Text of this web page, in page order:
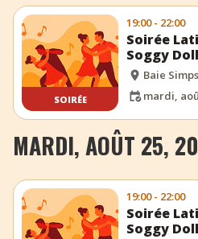
SOIRÉE
19:00 - 22:00
Soirée
Soggy
Baie
mardi,
MARDI, AOÛT 25,
19:00 - 22:00
Soirée
Soggy